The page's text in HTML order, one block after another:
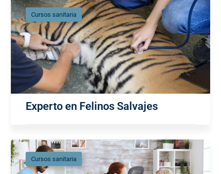
Cursos sanitaria
Experto en Felinos Salvajes
Cursos sanitaria